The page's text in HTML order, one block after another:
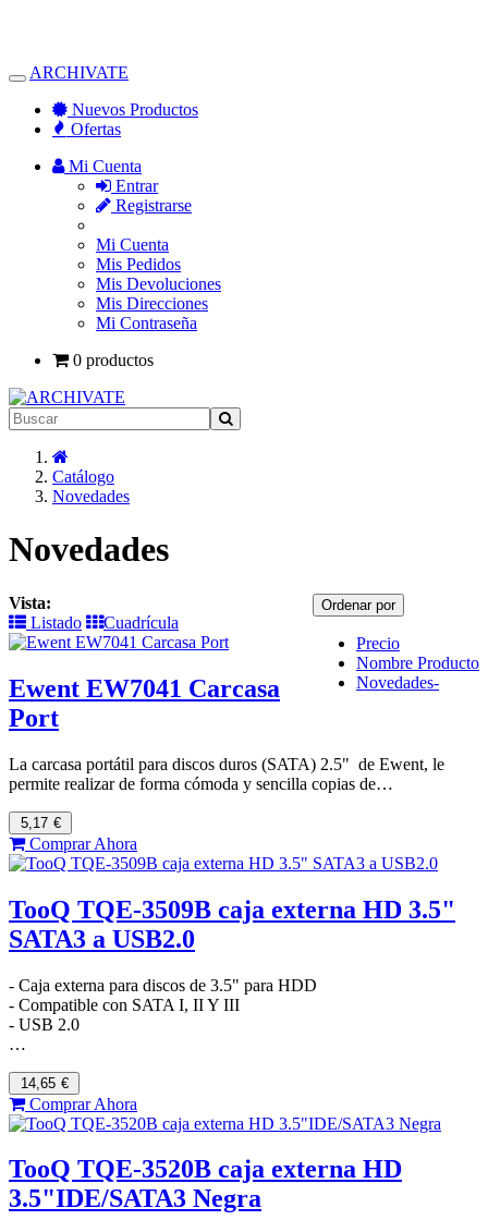
Alternar
Navegación
ARCHIVATE
Nuevos Productos
Ofertas
Mi Cuenta
Entrar
Registrarse
Mi Cuenta
Mis Pedidos
Mis Devoluciones
Mis Direcciones
Mi Contraseña
0 productos
Catálogo
Novedades
Novedades
Ordenar por
Precio
Nombre Producto
Novedades-
Vista:
Listado
Cuadrícula
Ewent EW7041 Carcasa
Port
La carcasa portátil para discos duros (SATA) 2.5" de Ewent, le
permite realizar de forma cómoda y sencilla copias de…
5,17 €
Comprar Ahora
TooQ TQE-3509B caja externa HD 3.5"
SATA3 a USB2.0
- Caja externa para discos de 3.5" para HDD
- Compatible con SATA I, II Y III
- USB 2.0
…
14,65 €
Comprar Ahora
TooQ TQE-3520B caja externa HD
3.5"IDE/SATA3 Negra